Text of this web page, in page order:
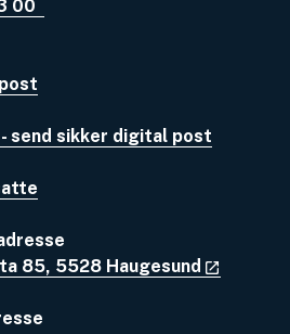
00
send sikker digital post
85, 5528 Haugesund